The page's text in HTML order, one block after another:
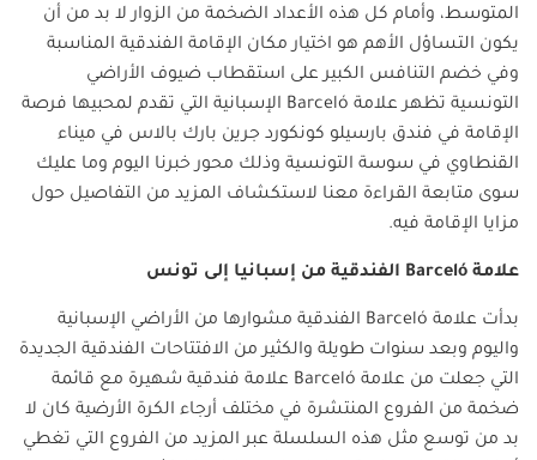
المتوسط، وأمام كل هذه الأعداد الضخمة من الزوار لا بد من أن
يكون التساؤل الأهم هو اختيار مكان الإقامة الفندقية المناسبة
وفي خضم التنافس الكبير على استقطاب ضيوف الأراضي
التونسية تظهر علامة Barceló الإسبانية التي تقدم لمحبيها فرصة
الإقامة في فندق بارسيلو كونكورد جرين بارك بالاس في ميناء
القنطاوي في سوسة التونسية وذلك محور خبرنا اليوم وما عليك
سوى متابعة القراءة معنا لاستكشاف المزيد من التفاصيل حول
مزايا الإقامة فيه.
علامة Barceló الفندقية من إسبانيا إلى تونس
بدأت علامة Barceló الفندقية مشوارها من الأراضي الإسبانية
واليوم وبعد سنوات طويلة والكثير من الافتتاحات الفندقية الجديدة
التي جعلت من علامة Barceló علامة فندقية شهيرة مع قائمة
ضخمة من الفروع المنتشرة في مختلف أرجاء الكرة الأرضية كان لا
بد من توسع مثل هذه السلسلة عبر المزيد من الفروع التي تغطي